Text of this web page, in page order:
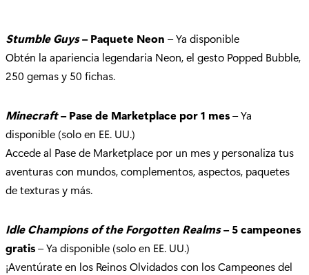
Stumble Guys– Paquete Neon – Ya disponible
Obtén la apariencia legendaria Neon, el gesto Popped Bubble,
250 gemas y 50 fichas.
Minecraft– Pase de Marketplace por 1 mes– Ya
disponible (solo en EE. UU.)
Accede al Pase de Marketplace por un mes y personaliza tus
aventuras con mundos, complementos, aspectos, paquetes
de texturas y más.
Idle Champions of the Forgotten Realms– 5 campeones
gratis– Ya disponible (solo en EE. UU.)
¡Aventúrate en los Reinos Olvidados con los Campeones del